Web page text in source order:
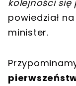
kolejności się
powiedział
minister.